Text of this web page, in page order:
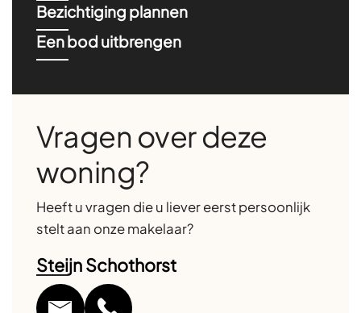
Bezichtiging plannen
Een bod uitbrengen
Vragen over deze
woning?
Heeft u vragen die u liever eerst persoonlijk
stelt aan onze makelaar?
Steijn Schothorst